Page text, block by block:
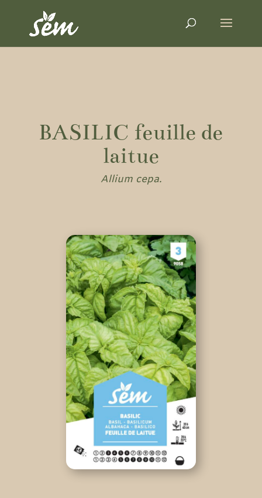
BASILIC feuille de
laitue
Allium cepa.